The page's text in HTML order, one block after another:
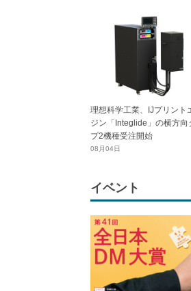
理想科学工業、IJプリント
ジン「Integlide」の横方向
プ2機種受注開始
08月04日
イベント